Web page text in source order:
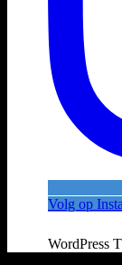
Volg op
WordPress